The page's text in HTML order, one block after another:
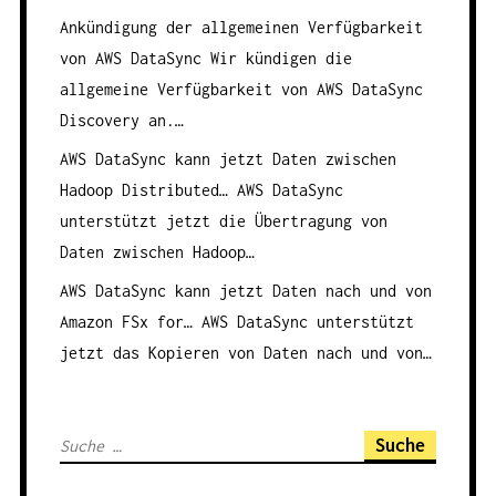
Ankündigung der allgemeinen Verfügbarkeit
von AWS DataSyncWir kündigen die
allgemeine Verfügbarkeit von AWS DataSync
Discovery an.…
AWS DataSync kann jetzt Daten zwischen
Hadoop Distributed…AWS DataSync
unterstützt jetzt die Übertragung von
Daten zwischen Hadoop…
AWS DataSync kann jetzt Daten nach und von
Amazon FSx for…AWS DataSync unterstützt
jetzt das Kopieren von Daten nach und von…
S